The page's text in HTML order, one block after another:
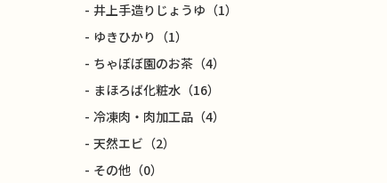
井上手造りじょうゆ （1）
ゆきひかり （1）
ちゃぼぼ園のお茶 （4）
まほろば化粧水 （16）
冷凍肉・肉加工品 （4）
天然エビ （2）
その他 （0）